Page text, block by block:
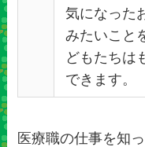
気になった
みたいこと
どもたちは
できます。
医療職の仕事を知